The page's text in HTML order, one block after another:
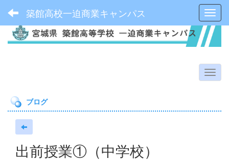
築館高校一迫商業キャンパス
ブログ
出前授業①（中学校）